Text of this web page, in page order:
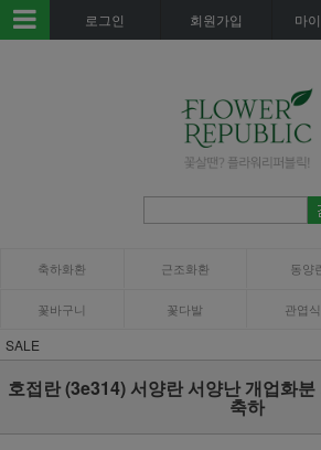
로그인 회원가입 마
축하화환 근조화환 동양
꽃바구니 꽃다발 관엽
SALE
호접란 (3e314) 서양란 서양난 개업화
축하